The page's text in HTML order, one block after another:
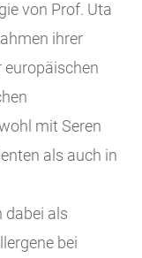
von Prof. Uta
ihrer
europäischen
mit Seren
als auch in
dabei als
bei